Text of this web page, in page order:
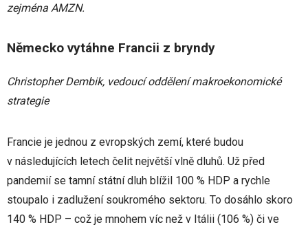
zejména AMZN.
Německo vytáhne Francii z bryndy
Christopher Dembik, vedoucí oddělení makroekonomické
strategie
Francie je jednou z evropských zemí, které budou
v následujících letech čelit největší vlně dluhů. Už před
pandemií se tamní státní dluh blížil 100 % HDP a rychle
stoupalo i zadlužení soukromého sektoru. To dosáhlo skoro
140 % HDP – což je mnohem víc než v Itálii (106 %) či ve